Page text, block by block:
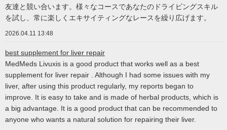
友達と競い合います。様々なコースであなたのドライビングスキル
を試し、常に楽しくエキサイティングなレースを繰り広げます。
2026.04.11 13:48
best supplement for liver repair
MedMeds Livuxis is a good product that works well as a best
supplement for liver repair . Although I had some issues with my
liver, after using this product regularly, my reports began to
improve. It is easy to take and is made of herbal products, which is
a big advantage. It is a good product that can be recommended to
anyone who wants a natural solution for repairing their liver.